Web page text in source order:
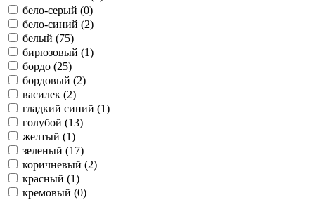
бело-серый (0)
бело-синий (2)
белый (75)
бирюзовый (1)
бордо (25)
бордовый (2)
василек (2)
гладкий синий (1)
голубой (13)
желтый (1)
зеленый (17)
коричневый (2)
красный (1)
кремовый (0)